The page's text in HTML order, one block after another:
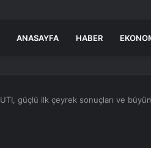
ANASAYFA HABER
UTI, güçlü ilk çeyrek sonuçları ve